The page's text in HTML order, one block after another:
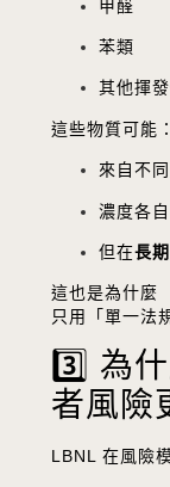
甲醛
苯類
其他揮
這些物質可能：
來自不
濃度各
但在長
這也是為什麼
只用「單一法
3️⃣ 為
者風險
LBNL 在風險